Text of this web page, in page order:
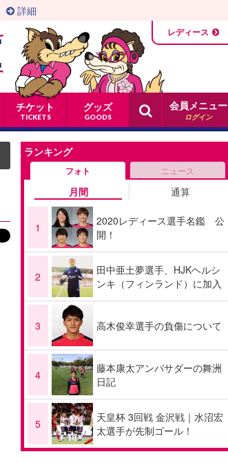
チケット
TICKETS
グッズ
GOODS
詳細
レディース
会員メニュー
ログイン
ランキング
フォト ニュース
月間 通算
1
2020レディース選手名鑑 公
開！
2
田中亜土夢選手、HJKヘルシ
ンキ（フィンランド）に加入
3 高木俊幸選手の負傷について
4
藤本康太アンバサダーの舞洲
日記
5
天皇杯 3回戦 金沢戦｜水沼宏
太選手が先制ゴール！